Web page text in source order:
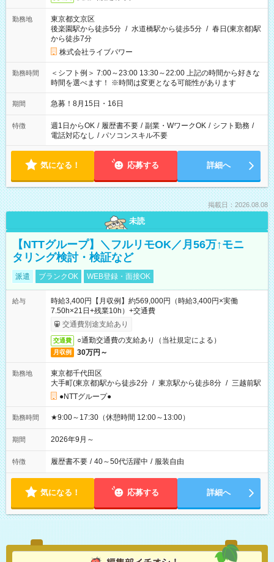
勤務地
東京都文京区
後楽園駅から徒歩5分 / 水道橋駅から徒歩5分 / 春日(東京都)駅
から徒歩7分
株式会社ライブパワー
勤務時間
＜シフト例＞ 7:00～23:00 13:30～22:00 上記の時間から好きな
時間を選べます！ ※時間は変更となる可能性があります
期間 急募！8月15日・16日
特徴 週1日からOK / 履歴書不要 / 副業・WワークOK / シフト勤務 /
電話対応なし / パソコンスキル不要
気になる！ 応募する 詳細へ
掲載日：2026.08.08
未読
【NTTグループ】＼フルリモOK／月56万↑モニ
タリング検討・検証など
派遣 ブランクOK WEB登録・面接OK
給与
時給3,400円【月収例】約569,000円（時給3,400円×実働
7.50h×21日+残業10h）+交通費
交通費別途支給あり
交通費 ○通勤交通費の支給あり（当社規定による）
月収例 30万円～
勤務地
東京都千代田区
大手町(東京都)駅から徒歩2分 / 東京駅から徒歩8分 / 三越前駅
●NTTグループ●
勤務時間 ★9:00～17:30（休憩時間 12:00～13:00）
期間 2026年9月～
特徴 履歴書不要 / 40～50代活躍中 / 服装自由
気になる！ 応募する 詳細へ